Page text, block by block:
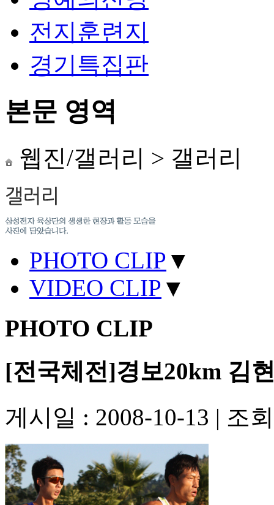
전지훈련지
경기특집판
본문 영역
웹진/갤러리 > 갤러리
PHOTO CLIP ▼
VIDEO CLIP ▼
PHOTO CLIP
[전국체전]경보20km 김
게시일 : 2008-10-13 | 조